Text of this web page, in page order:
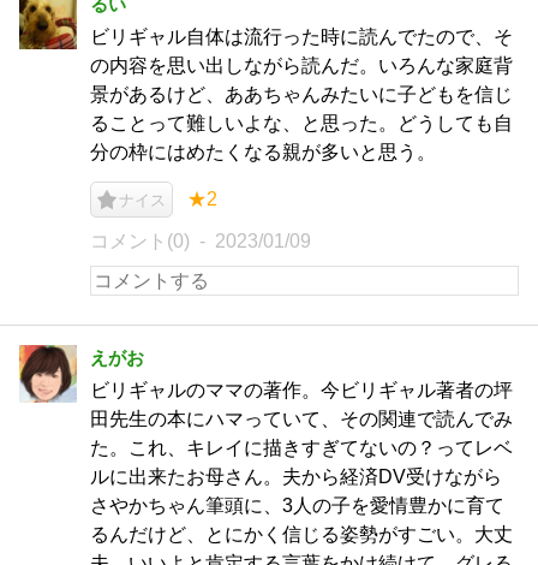
るい
ビリギャル自体は流行った時に読んでたので、そ
の内容を思い出しながら読んだ。いろんな家庭背
景があるけど、ああちゃんみたいに子どもを信じ
ることって難しいよな、と思った。どうしても自
分の枠にはめたくなる親が多いと思う。
ナイス ★2
コメント(0) 2023/01/09
えがお
ビリギャルのママの著作。今ビリギャル著者の坪
田先生の本にハマっていて、その関連で読んでみ
た。これ、キレイに描きすぎてないの？ってレベ
ルに出来たお母さん。夫から経済DV受けながら
さやかちゃん筆頭に、3人の子を愛情豊かに育て
るんだけど、とにかく信じる姿勢がすごい。大丈